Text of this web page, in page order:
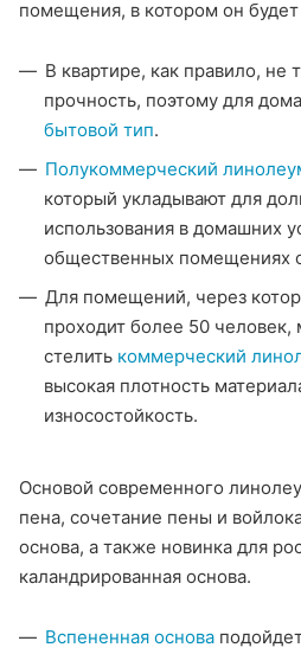
помещения, в котором он
В квартире, как правило, не
прочность, поэтому для
бытовой тип.
Полукоммерческий
который укладывают для
использования в домашних
общественных помещениях
Для помещений, через
проходит более 50
стелить коммерческий
высокая плотность
износостойкость.
Основой современного
пена, сочетание пены и
основа, а также новинка для
каландрированная основа.
Вспененная основа